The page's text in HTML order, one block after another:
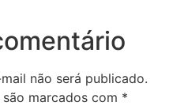
não será publicado.
marcados com *